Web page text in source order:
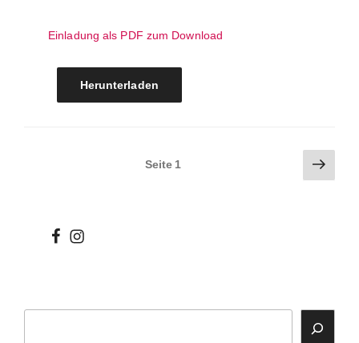
Einladung als PDF zum Download
Herunterladen
Seitennummerierung
Seite1
Seite
wir wir